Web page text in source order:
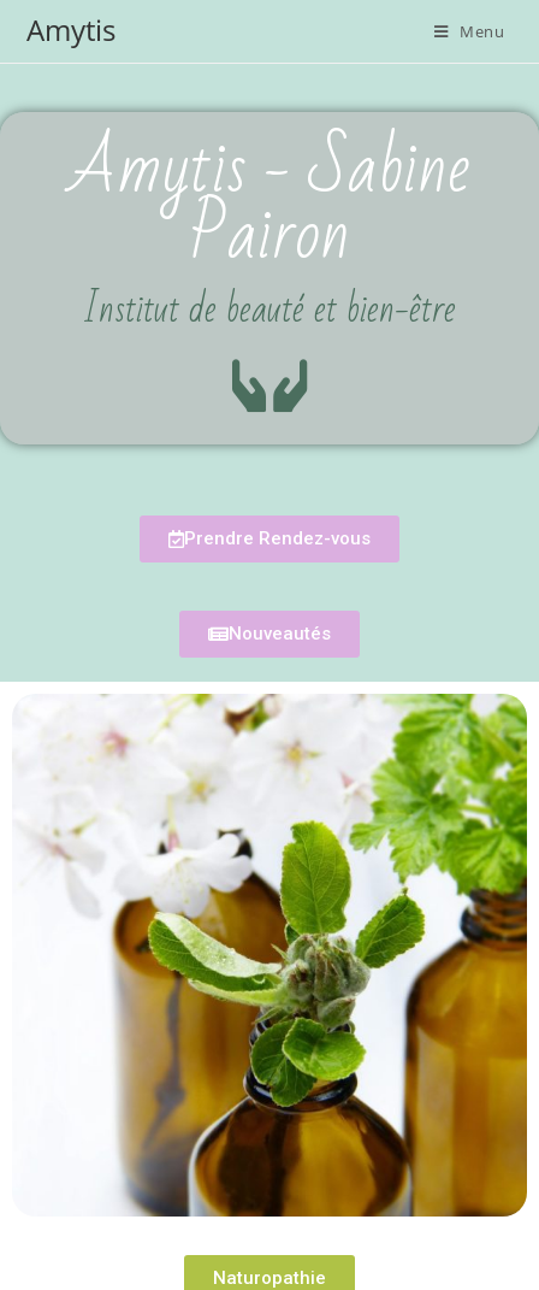
Amytis Menu
Amytis - Sabine
Pairon
Institut de beauté et bien-être
Prendre Rendez-vous
Nouveautés
Naturopathie